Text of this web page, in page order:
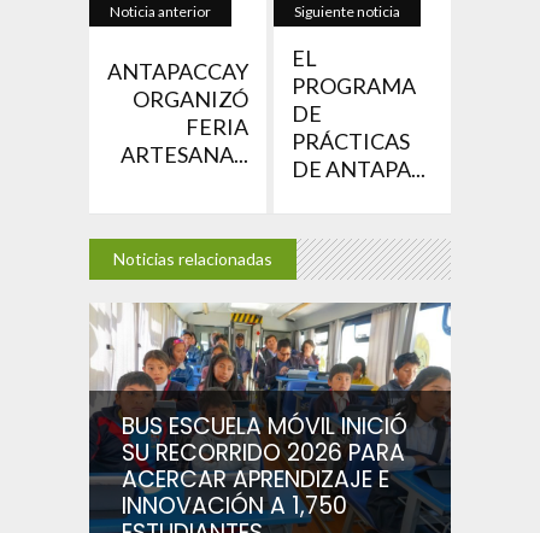
Noticia anterior
ANTAPACCAY
ORGANIZÓ
FERIA
ARTESANA...
Siguiente noticia
EL
PROGRAMA
DE
PRÁCTICAS
DE ANTAPA...
Noticias relacionadas
BUS ESCUELA MÓVIL INICIÓ
SU RECORRIDO 2026 PARA
ACERCAR APRENDIZAJE E
INNOVACIÓN A 1,750